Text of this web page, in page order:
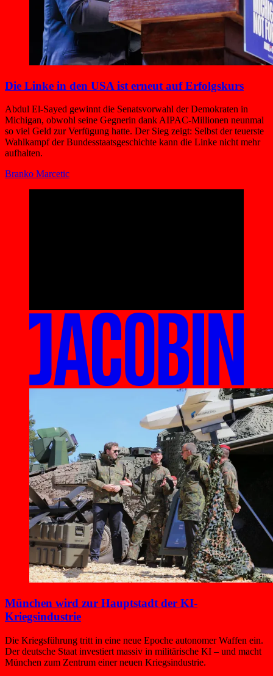
Die Linke in den USA ist erneut auf Erfolgskurs
Abdul El-Sayed gewinnt die Senatsvorwahl der Demokraten in
Michigan, obwohl seine Gegnerin dank AIPAC-Millionen neunmal
so viel Geld zur Verfügung hatte. Der Sieg zeigt: Selbst der teuerste
Wahlkampf der Bundesstaatsgeschichte kann die Linke nicht mehr
aufhalten.
Branko Marcetic
München wird zur Hauptstadt der KI-
Kriegsindustrie
Die Kriegsführung tritt in eine neue Epoche autonomer Waffen ein.
Der deutsche Staat investiert massiv in militärische KI – und macht
München zum Zentrum einer neuen Kriegsindustrie.